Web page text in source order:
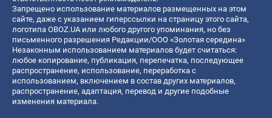
Запрещено использование материалов размещенных на этом
сайте, даже с указанием гиперссылки на страницу этого сайта,
логотипа OBOZ.UA или любого другого упоминания, но без
письменного разрешения Редакции/ООО «Золотая середина»
Незаконным использованием материалов будет считаться:
любое копирование, публикация, перепечатка, последующее
распространение, использование, переработка с
использованием, включением в состав других материалов,
распространение, адаптация, перевод и другие подобные
изменения материала.